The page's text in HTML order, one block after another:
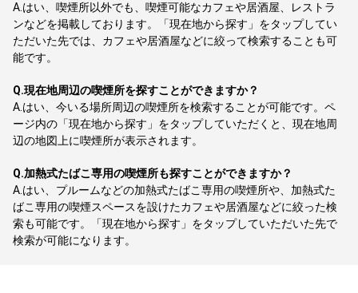
A. はい、喫煙所以外でも、喫煙可能なカフェや居酒屋、レストラ
ンなどを掲載しております。「現在地から探す」をタップしてい
ただいた先では、カフェや居酒屋などに絞って検索することも可
能です。
Q.現在地周辺の喫煙所を探すことができますか？
A. はい、今いる場所周辺の喫煙所を検索することが可能です。ペ
ージ内の「現在地から探す」をタップしていただくと、現在地周
辺の地図上に喫煙所が表示されます。
Q.加熱式たばこ専用の喫煙所も探すことができますか？
A. はい、プルームなどの加熱式たばこ専用の喫煙所や、加熱式た
ばこ専用の喫煙スペースを設けたカフェや居酒屋などに絞った検
索も可能です。「現在地から探す」をタップしていただいた先で
検索が可能になります。